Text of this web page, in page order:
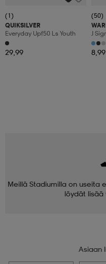
(1)
QUIKSILVER
Everyday Upf50 Ls Youth
29,99
(50)
J
8,99
Meillä Stadiumilla on useita
löydät
Asiaan